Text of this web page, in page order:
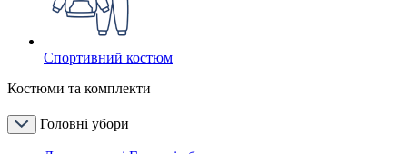
Спортивний костюм
Костюми та комплекти
Головні убори